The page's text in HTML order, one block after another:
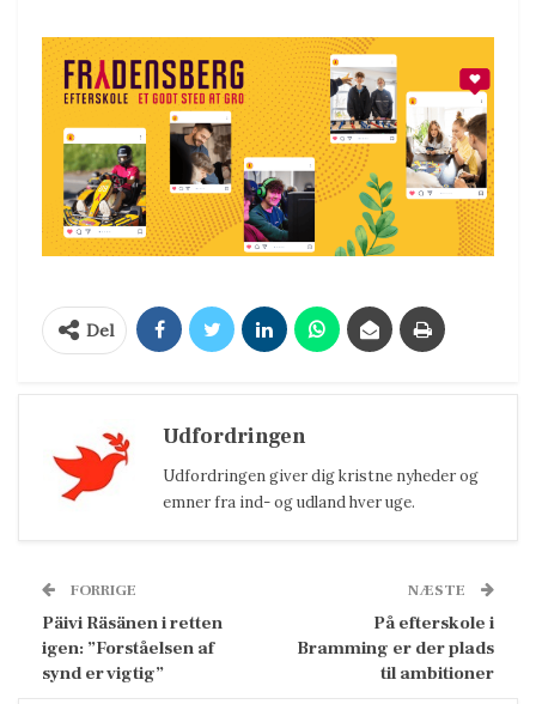
Del
Udfordringen
Udfordringen giver dig kristne nyheder og
emner fra ind- og udland hver uge.
FORRIGE
Päivi Räsänen i retten
igen: ”Forståelsen af
synd er vigtig”
NÆSTE
På efterskole i
Bramming er der plads
til ambitioner